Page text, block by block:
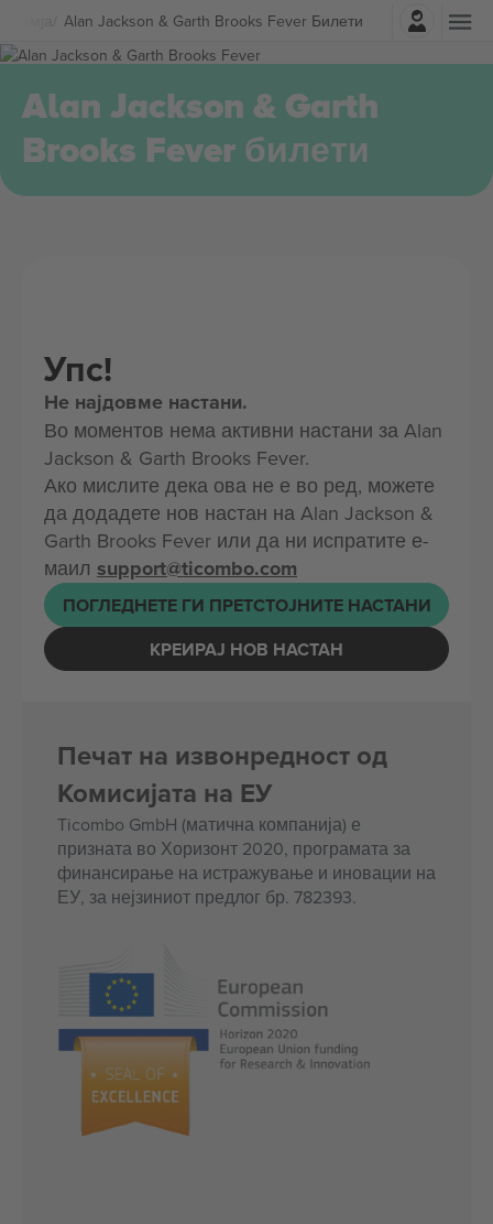
Alan Jackson & Garth Brooks Fever Билети
Најави се
Alan Jackson & Garth
Brooks Fever билети
Упс!
Не најдовме настани.
Во моментов нема активни настани за Alan
Jackson & Garth Brooks Fever.
Ако мислите дека ова не е во ред, можете
да додадете нов настан на Alan Jackson &
Garth Brooks Fever или да ни испратите е-
маил support@ticombo.com
ПОГЛЕДНЕТЕ ГИ ПРЕТСТОЈНИТЕ НАСТАНИ
КРЕИРАЈ НОВ НАСТАН
Печат на извонредност од
Комисијата на ЕУ
Ticombo GmbH (матична компанија) е
призната во Хоризонт 2020, програмата за
финансирање на истражување и иновации на
ЕУ, за нејзиниот предлог бр. 782393.